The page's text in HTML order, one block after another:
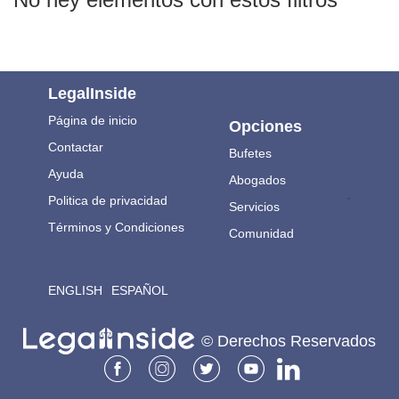
LegalInside
Página de inicio
Contactar
Ayuda
Politica de privacidad
Términos y Condiciones
ENGLISH ESPAÑOL
Opciones
Bufetes
Abogados
Servicios
Comunidad
.
© Derechos Reservados